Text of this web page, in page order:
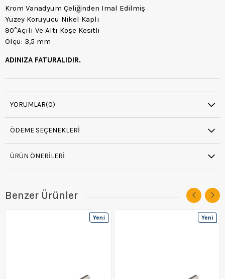
Krom Vanadyum Çeliğinden Imal Edilmiş
Yüzey Koruyucu Nikel Kaplı
90°Açılı Ve Altı Köşe Kesitli
Ölçü: 3,5 mm
ADINIZA FATURALIDIR.
YORUMLAR(0)
ÖDEME SEÇENEKLERI
ÜRÜN ÖNERILERI
Benzer Ürünler
Yeni
Yeni